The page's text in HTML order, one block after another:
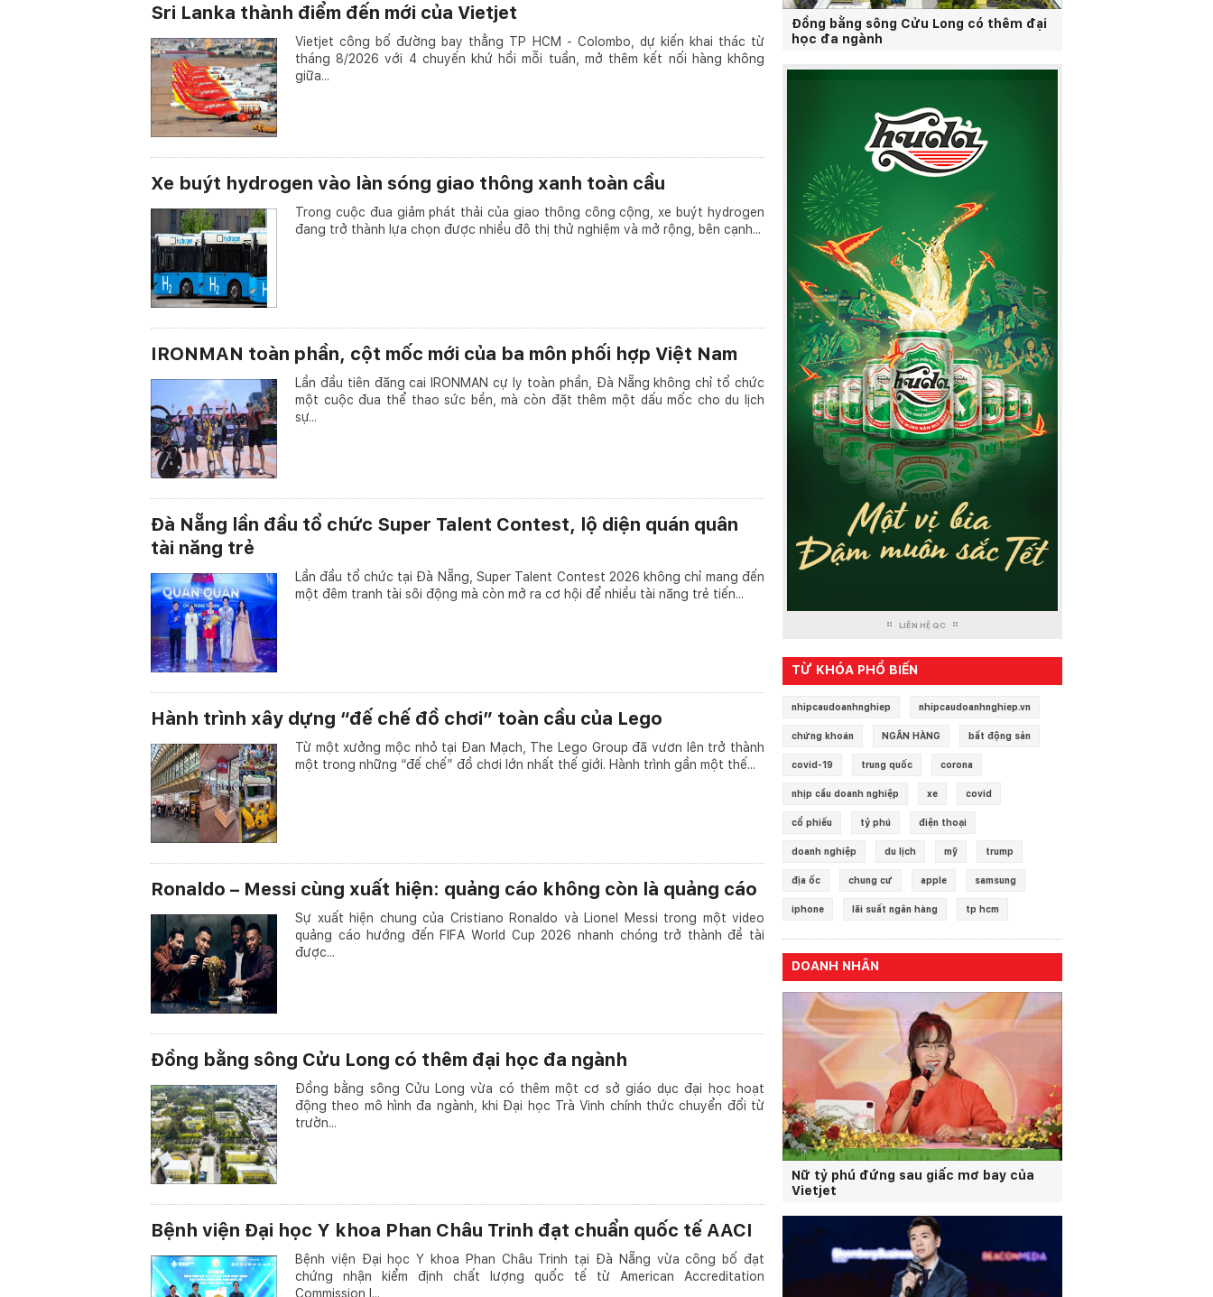
Sri Lanka thành điểm đến mới của Vietjet
Vietjet công bố đường bay thẳng TP HCM - Colombo, dự kiến khai thác từ
tháng 8/2026 với 4 chuyến khứ hồi mỗi tuần, mở thêm kết nối hàng không
giữa...
Xe buýt hydrogen vào làn sóng giao thông xanh toàn cầu
Trong cuộc đua giảm phát thải của giao thông công cộng, xe buýt hydrogen
đang trở thành lựa chọn được nhiều đô thị thử nghiệm và mở rộng, bên cạnh...
IRONMAN toàn phần, cột mốc mới của ba môn phối hợp Việt Nam
Lần đầu tiên đăng cai IRONMAN cự ly toàn phần, Đà Nẵng không chỉ tổ chức
một cuộc đua thể thao sức bền, mà còn đặt thêm một dấu mốc cho du lịch
sự...
Đà Nẵng lần đầu tổ chức Super Talent Contest, lộ diện quán quân
tài năng trẻ
Lần đầu tổ chức tại Đà Nẵng, Super Talent Contest 2026 không chỉ mang đến
một đêm tranh tài sôi động mà còn mở ra cơ hội để nhiều tài năng trẻ tiến...
Hành trình xây dựng “đế chế đồ chơi” toàn cầu của Lego
Từ một xưởng mộc nhỏ tại Đan Mạch, The Lego Group đã vươn lên trở thành
một trong những “đế chế” đồ chơi lớn nhất thế giới. Hành trình gần một thế...
Ronaldo – Messi cùng xuất hiện: quảng cáo không còn là quảng cáo
Sự xuất hiện chung của Cristiano Ronaldo và Lionel Messi trong một video
quảng cáo hướng đến FIFA World Cup 2026 nhanh chóng trở thành đề tài
được...
Đồng bằng sông Cửu Long có thêm đại học đa ngành
Đồng bằng sông Cửu Long vừa có thêm một cơ sở giáo dục đại học hoạt
động theo mô hình đa ngành, khi Đại học Trà Vinh chính thức chuyển đổi từ
trườn...
Bệnh viện Đại học Y khoa Phan Châu Trinh đạt chuẩn quốc tế AACI
Bệnh viện Đại học Y khoa Phan Châu Trinh tại Đà Nẵng vừa công bố đạt
chứng nhận kiểm định chất lượng quốc tế từ American Accreditation
Commission I...
Đồng bằng sông Cửu Long có thêm đại
học đa ngành
LIÊN HỆ QC
TỪ KHÓA PHỔ BIẾN
nhipcaudoanhnghiep nhipcaudoanhnghiep.vn
chứng khoán NGÂN HÀNG bất động sản
covid-19 trung quốc corona
nhịp cầu doanh nghiệp xe covid
cổ phiếu tỷ phú điện thoại
doanh nghiệp du lịch mỹ trump
địa ốc chung cư apple samsung
iphone lãi suất ngân hàng tp hcm
DOANH NHÂN
Nữ tỷ phú đứng sau giấc mơ bay của
Vietjet